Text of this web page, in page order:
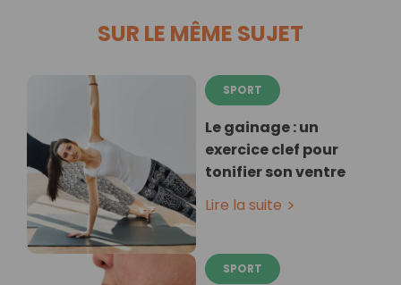
SUR LE MÊME SUJET
SPORT
Le gainage : un
exercice clef pour
tonifier son ventre
Lire la suite
SPORT